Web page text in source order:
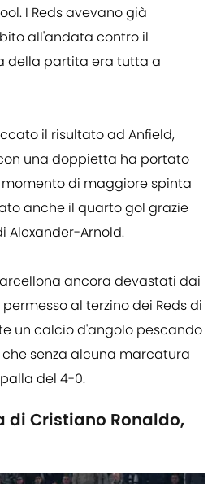
I Reds avevano già
all'andata contro il
della partita era tutta a
il risultato ad Anfield,
una doppietta ha portato
momento di maggiore spinta
anche il quarto gol grazie
Alexander-Arnold.
ancora devastati dai
al terzino dei Reds di
un calcio d'angolo pescando
senza alcuna marcatura
del 4-0.
di Cristiano Ronaldo,